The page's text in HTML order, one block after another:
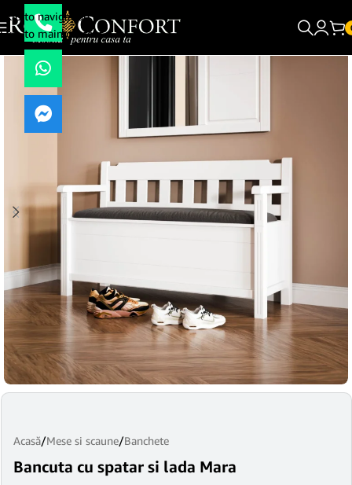
Skip to navigation
Skip to main content
Acasă/Mese si scaune/Banchete
Bancuta cu spatar si lada Mara